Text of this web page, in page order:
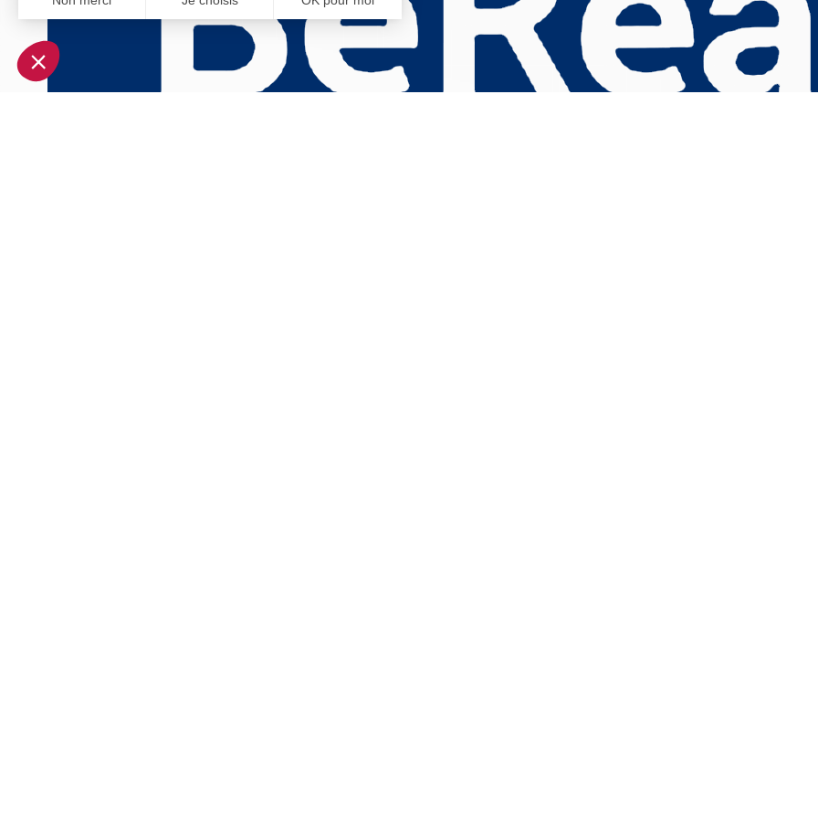
Plateforme de Gestion du Consentement : Personnalisez vos Options
Notre plateforme vous permet d'adapter et de gérer vos paramètres de confidentialité, en garantissant la conformité avec